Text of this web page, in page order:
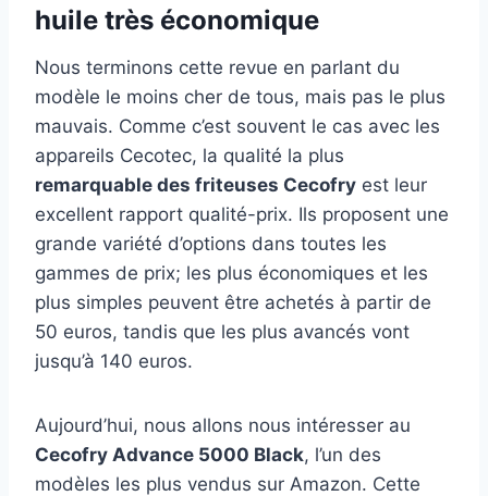
huile très économique
Nous terminons cette revue en parlant du
modèle le moins cher de tous, mais pas le plus
mauvais. Comme c’est souvent le cas avec les
appareils Cecotec, la qualité la plus
remarquable des friteuses Cecofry est leur
excellent rapport qualité-prix. Ils proposent une
grande variété d’options dans toutes les
gammes de prix; les plus économiques et les
plus simples peuvent être achetés à partir de
50 euros, tandis que les plus avancés vont
jusqu’à 140 euros.
Aujourd’hui, nous allons nous intéresser au
Cecofry Advance 5000 Black, l’un des
modèles les plus vendus sur Amazon. Cette